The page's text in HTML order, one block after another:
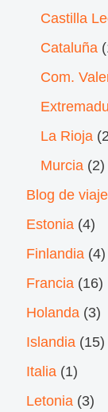
Castilla
Cataluña
Com.
La Rioja
Murcia (2)
Blog de
Estonia (4)
Finlandia (4)
Francia (16)
Holanda (3)
Islandia (15)
Italia (1)
Letonia (3)